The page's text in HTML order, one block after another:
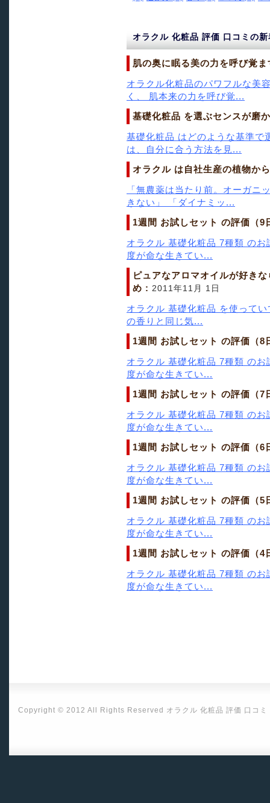
オラクル 化粧品 評価 口コミの
肌の奥に眠る美の力を呼び覚
オラクル化粧品のパワフルな美
く、 肌本来の力を呼び覚...
基礎化粧品 を選ぶセンスが磨
基礎化粧品 はどのような基準で
は、自分に合う方法を見...
オラクル は自社生産の植物か
「無農薬は当たり前。オーガニ
きない」 「ダイナミッ...
1週間 お試しセット の評価（
オラクル 基礎化粧品 7種類 の
度が命な生きてい...
ピュアなアロマオイルが好き
め : 2011年11月 1日
オラクル 基礎化粧品 を使って
の香りと同じ気...
1週間 お試しセット の評価（
オラクル 基礎化粧品 7種類 の
度が命な生きてい...
1週間 お試しセット の評価（
オラクル 基礎化粧品 7種類 の
度が命な生きてい...
1週間 お試しセット の評価（
オラクル 基礎化粧品 7種類 の
度が命な生きてい...
1週間 お試しセット の評価（
オラクル 基礎化粧品 7種類 の
度が命な生きてい...
1週間 お試しセット の評価（
オラクル 基礎化粧品 7種類 の
度が命な生きてい...
Copyright © 2012 All Rights Reserved オラクル 化粧品 評価 口コミ